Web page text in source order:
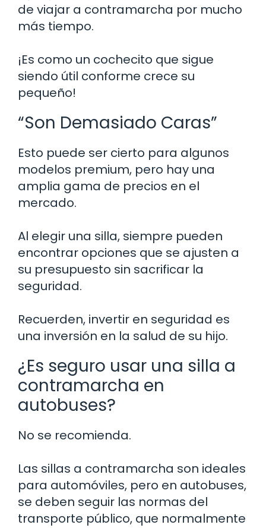
de viajar a contramarcha por mucho
más tiempo.
¡Es como un cochecito que sigue
siendo útil conforme crece su
pequeño!
“Son Demasiado Caras”
Esto puede ser cierto para algunos
modelos premium, pero hay una
amplia gama de precios en el
mercado.
Al elegir una silla, siempre pueden
encontrar opciones que se ajusten a
su presupuesto sin sacrificar la
seguridad.
Recuerden, invertir en seguridad es
una inversión en la salud de su hijo.
¿Es seguro usar una silla a
contramarcha en
autobuses?
No se recomienda.
Las sillas a contramarcha son ideales
para automóviles, pero en autobuses,
se deben seguir las normas del
transporte público, que normalmente